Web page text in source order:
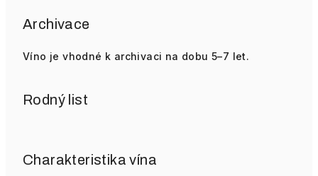
Archivace
Víno je vhodné k archivaci na dobu 5–7 let.
Rodný list
Charakteristika vína